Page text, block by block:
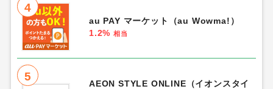
4
au PAY マーケット（au Wowma!）
1.2% 相当
5
AEON STYLE ONLINE（イオンスタイ